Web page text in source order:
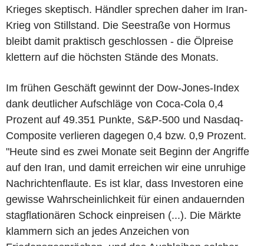
Krieges skeptisch. Händler sprechen daher im Iran-
Krieg von Stillstand. Die Seestraße von Hormus
bleibt damit praktisch geschlossen - die Ölpreise
klettern auf die höchsten Stände des Monats.
Im frühen Geschäft gewinnt der Dow-Jones-Index
dank deutlicher Aufschläge von Coca-Cola 0,4
Prozent auf 49.351 Punkte, S&P-500 und Nasdaq-
Composite verlieren dagegen 0,4 bzw. 0,9 Prozent.
"Heute sind es zwei Monate seit Beginn der Angriffe
auf den Iran, und damit erreichen wir eine unruhige
Nachrichtenflaute. Es ist klar, dass Investoren eine
gewisse Wahrscheinlichkeit für einen andauernden
stagflationären Schock einpreisen (...). Die Märkte
klammern sich an jedes Anzeichen von